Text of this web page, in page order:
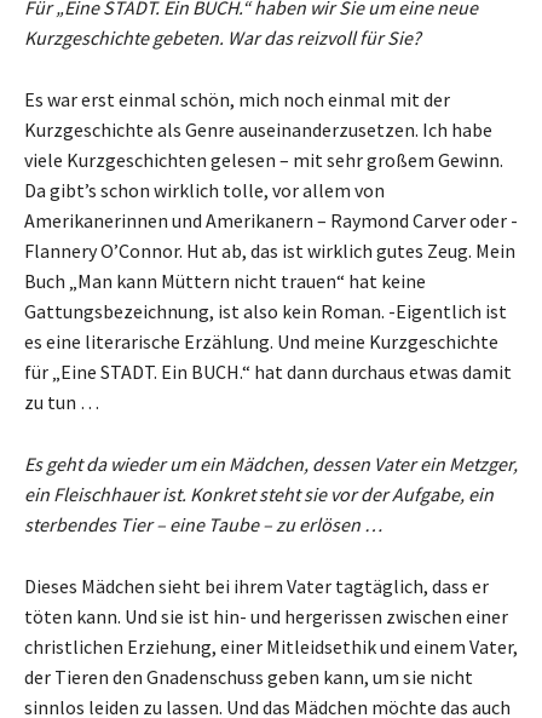
Für „Eine STADT. Ein BUCH.“ haben wir Sie um eine neue
Kurzgeschichte gebeten. War das reizvoll für Sie?
Es war erst einmal schön, mich noch einmal mit der
Kurzgeschichte als Genre auseinanderzusetzen. Ich habe
viele Kurzgeschichten gelesen – mit sehr großem Gewinn.
Da gibt’s schon wirklich tolle, vor allem von
Amerikanerinnen und Amerikanern – Raymond Carver oder -
Flannery O’Connor. Hut ab, das ist wirklich gutes Zeug. Mein
Buch „Man kann Müttern nicht trauen“ hat keine
Gattungsbezeichnung, ist also kein Roman. -Eigentlich ist
es eine literarische Erzählung. Und meine Kurzgeschichte
für „Eine STADT. Ein BUCH.“ hat dann durchaus etwas damit
zu tun …
Es geht da wieder um ein Mädchen, dessen Vater ein Metzger,
ein Fleischhauer ist. Konkret steht sie vor der Aufgabe, ein
sterbendes Tier – eine Taube – zu erlösen …
Dieses Mädchen sieht bei ihrem Vater tagtäglich, dass er
töten kann. Und sie ist hin- und hergerissen zwischen einer
christlichen Erziehung, einer Mitleidsethik und einem Vater,
der Tieren den Gnadenschuss geben kann, um sie nicht
sinnlos leiden zu lassen. Und das Mädchen möchte das auch